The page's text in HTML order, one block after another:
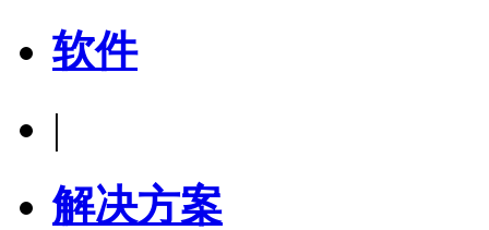
软件
|
解决方案